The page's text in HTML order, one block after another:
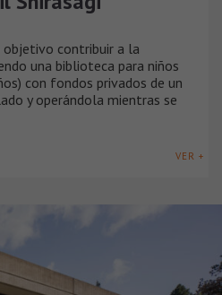
contribuir a la
una biblioteca para niños
con fondos privados de un
y operándola mientras se
VER +